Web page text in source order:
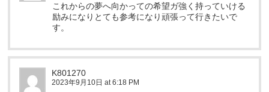
これからの夢へ向かっての希望ガ強く持っていける
励みになりとても参考になり頑張って行きたいで
す。
K801270
2023年9月10日 at 6:18 PM